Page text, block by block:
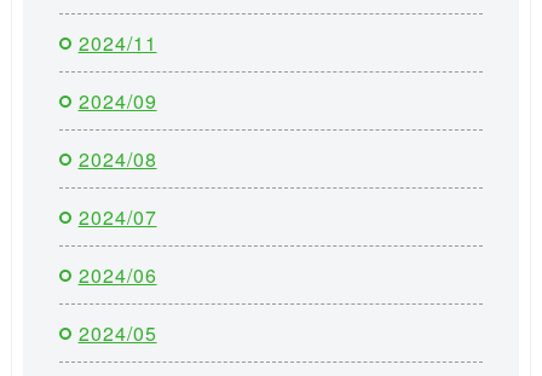
2024/11
2024/09
2024/08
2024/07
2024/06
2024/05